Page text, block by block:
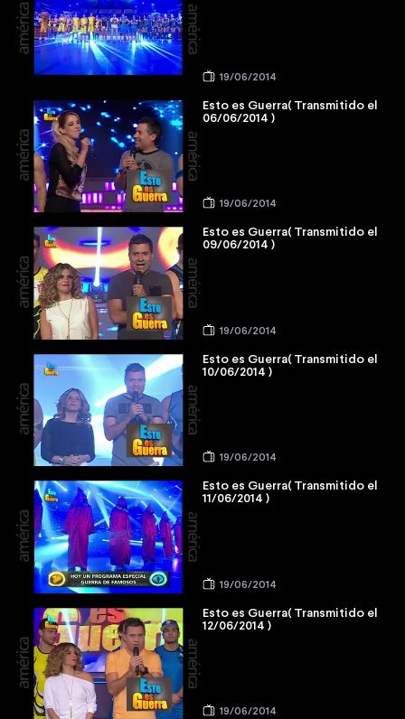
19/06/2014
Esto es Guerra( Transmitido el
06/06/2014 )
19/06/2014
Esto es Guerra( Transmitido el
09/06/2014 )
19/06/2014
Esto es Guerra( Transmitido el
10/06/2014 )
19/06/2014
Esto es Guerra( Transmitido el
11/06/2014 )
19/06/2014
Esto es Guerra( Transmitido el
12/06/2014 )
19/06/2014